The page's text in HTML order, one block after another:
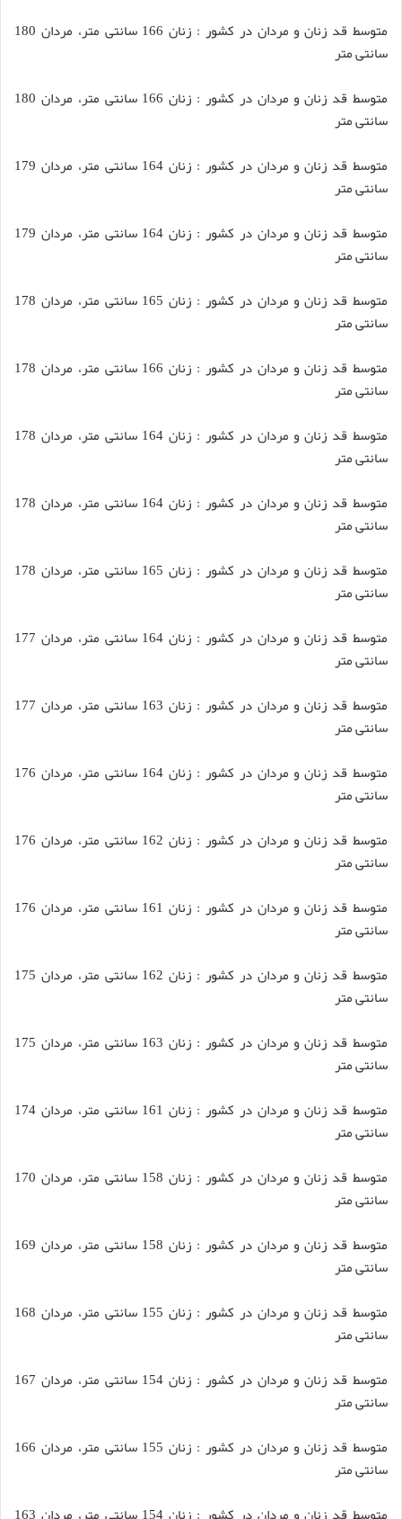
متوسط قد زنان و مردان در کشور : زنان 166 سانتی متر، مردان 180
سانتی متر
متوسط قد زنان و مردان در کشور : زنان 166 سانتی متر، مردان 180
سانتی متر
متوسط قد زنان و مردان در کشور : زنان 164 سانتی متر، مردان 179
سانتی متر
متوسط قد زنان و مردان در کشور : زنان 164 سانتی متر، مردان 179
سانتی متر
متوسط قد زنان و مردان در کشور : زنان 165 سانتی متر، مردان 178
سانتی متر
متوسط قد زنان و مردان در کشور : زنان 166 سانتی متر، مردان 178
سانتی متر
متوسط قد زنان و مردان در کشور : زنان 164 سانتی متر، مردان 178
سانتی متر
متوسط قد زنان و مردان در کشور : زنان 164 سانتی متر، مردان 178
سانتی متر
متوسط قد زنان و مردان در کشور : زنان 165 سانتی متر، مردان 178
سانتی متر
متوسط قد زنان و مردان در کشور : زنان 164 سانتی متر، مردان 177
سانتی متر
متوسط قد زنان و مردان در کشور : زنان 163 سانتی متر، مردان 177
سانتی متر
متوسط قد زنان و مردان در کشور : زنان 164 سانتی متر، مردان 176
سانتی متر
متوسط قد زنان و مردان در کشور : زنان 162 سانتی متر، مردان 176
سانتی متر
متوسط قد زنان و مردان در کشور : زنان 161 سانتی متر، مردان 176
سانتی متر
متوسط قد زنان و مردان در کشور : زنان 162 سانتی متر، مردان 175
سانتی متر
متوسط قد زنان و مردان در کشور : زنان 163 سانتی متر، مردان 175
سانتی متر
متوسط قد زنان و مردان در کشور : زنان 161 سانتی متر، مردان 174
سانتی متر
متوسط قد زنان و مردان در کشور : زنان 158 سانتی متر، مردان 170
سانتی متر
متوسط قد زنان و مردان در کشور : زنان 158 سانتی متر، مردان 169
سانتی متر
متوسط قد زنان و مردان در کشور : زنان 155 سانتی متر، مردان 168
سانتی متر
متوسط قد زنان و مردان در کشور : زنان 154 سانتی متر، مردان 167
سانتی متر
متوسط قد زنان و مردان در کشور : زنان 155 سانتی متر، مردان 166
سانتی متر